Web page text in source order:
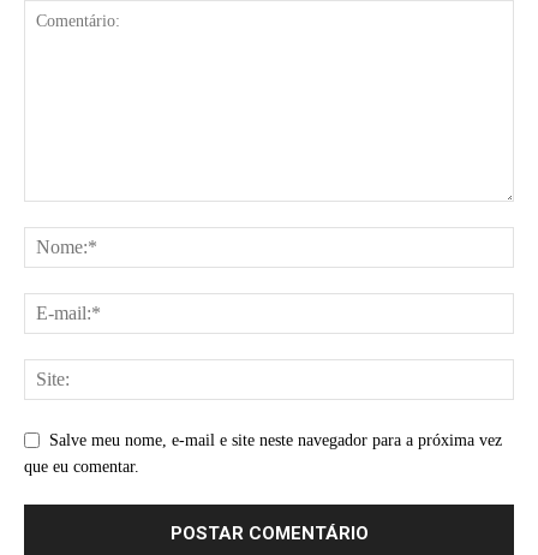
Salve meu nome, e-mail e site neste navegador para a próxima vez
que eu comentar.